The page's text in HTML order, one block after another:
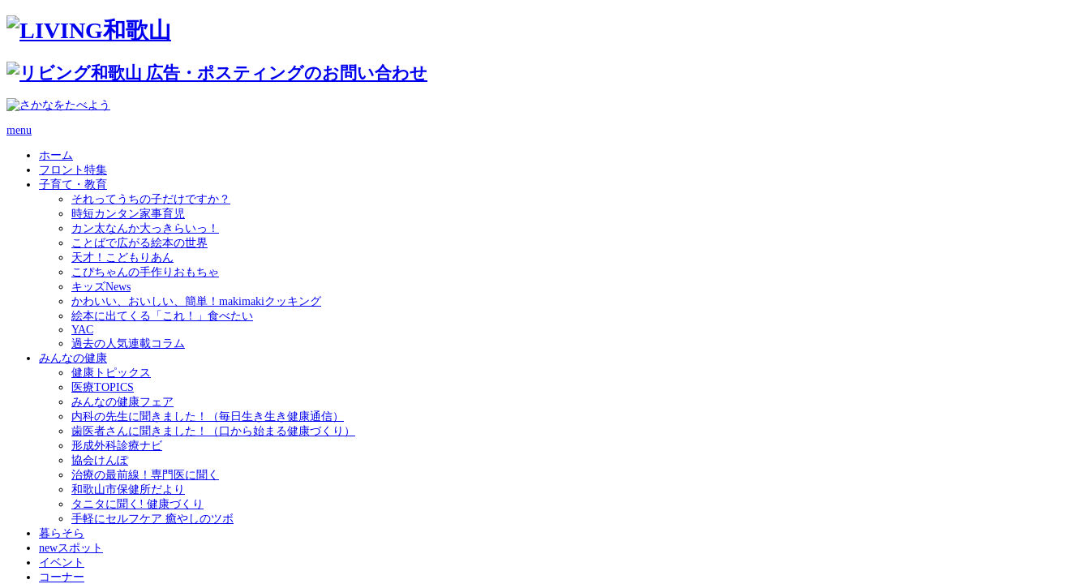
menu
ホーム
フロント特集
子育て・教育
それってうちの子だけですか？
時短カンタン家事育児
カン太なんか大っきらいっ！
ことばで広がる絵本の世界
天才！こどもりあん
こぴちゃんの手作りおもちゃ
キッズNews
かわいい、おいしい、簡単！makimakiクッキング
絵本に出てくる「これ！」食べたい
YAC
過去の人気連載コラム
みんなの健康
健康トピックス
医療TOPICS
みんなの健康フェア
内科の先生に聞きました！（毎日生き生き健康通信）
歯医者さんに聞きました！（口から始まる健康づくり）
形成外科診療ナビ
協会けんぽ
治療の最前線！専門医に聞く
和歌山市保健所だより
タニタに聞く! 健康づくり
手軽にセルフケア 癒やしのツボ
暮らそら
newスポット
イベント
コーナー